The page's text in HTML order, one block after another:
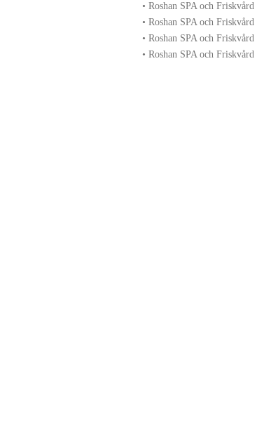
• Roshan SPA och
• Roshan SPA och
• Roshan SPA och
• Roshan SPA och